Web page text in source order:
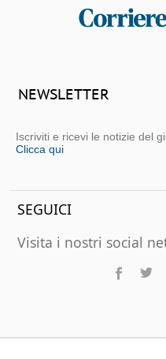
NEWSLETTER
Iscriviti e ricevi le notizie del
Clicca qui
SEGUICI
Visita i nostri social